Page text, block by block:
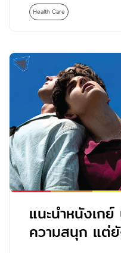
Health Care
แนะนำหนังเก
ความสนุก แต่